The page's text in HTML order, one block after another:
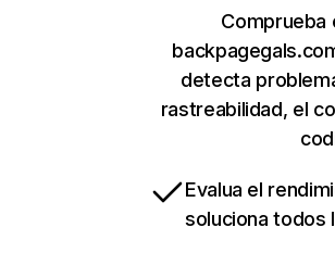
Comprueba
detecta
rastreabilidad, el
Evalua el
soluciona todos